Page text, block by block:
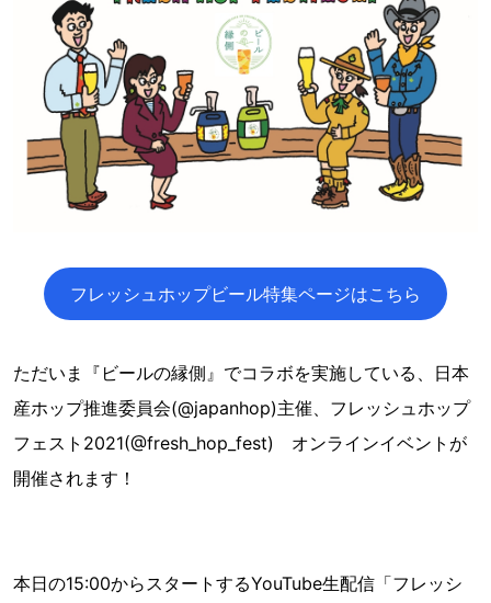
フレッシュホップビール特集ページはこちら
ただいま『ビールの縁側』でコラボを実施している、日本
産ホップ推進委員会(@japanhop)主催、フレッシュホップ
フェスト2021(@fresh_hop_fest) オンラインイベントが
開催されます！
本日の15:00からスタートするYouTube生配信「フレッシ